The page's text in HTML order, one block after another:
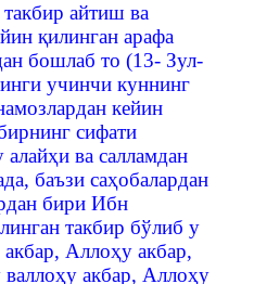
айтиш ва
қилинган арафа
бошлаб то (13- Зул-
учинчи куннинг
кейин
сифати
алайҳи ва салламдан
баъзи саҳобалардан
бири Ибн
такбир бўлиб у
Аллоҳу акбар,
валлоҳу акбар, Аллоҳу